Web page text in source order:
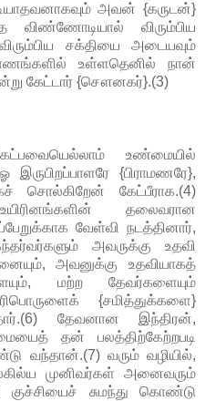
அவன் {கருடன்}
விண்ணோடியால் விரும்பிய
சக்தியை அடையவும்
உள்ளதெனில் நான்
கேட்டார் {சௌனகர்}.(3)
உண்மையில்
{பிராமணரே},
சொல்கிறேன் கேட்பீராக.(4)
தலைவரான
வேள்வி நடத்தினார்,
அவருக்கு உதவி
அவனுக்கு உதவியாகத்
மற்ற தேவர்களையும்
{சமித்துக்களை}
தேவனான இந்திரன்,
தன் பலத்திற்கேற்றபடி
வந்தான்.(7) வரும் வழியில்,
முனிவர்கள் அனைவரும்
சுமந்து கொண்டு